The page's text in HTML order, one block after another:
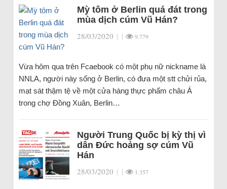
Mỳ tôm ở Berlin quá đát trong
mùa dịch cúm Vũ Hán?
28/03/2020 | | 9.779
Vừa hôm qua trên Fcaebook có một phụ nữ nickname là
NNLA, người này sống ở Berlin, có đưa một stt chửi rủa,
mạt sát thậm tệ về một cửa hàng thực phẩm châu Á
trong chợ Đồng Xuân, Berlin…
Người Trung Quốc bị kỳ thị vì
dân Đức hoảng sợ cúm Vũ
Hán
28/03/2020 | | 1.357